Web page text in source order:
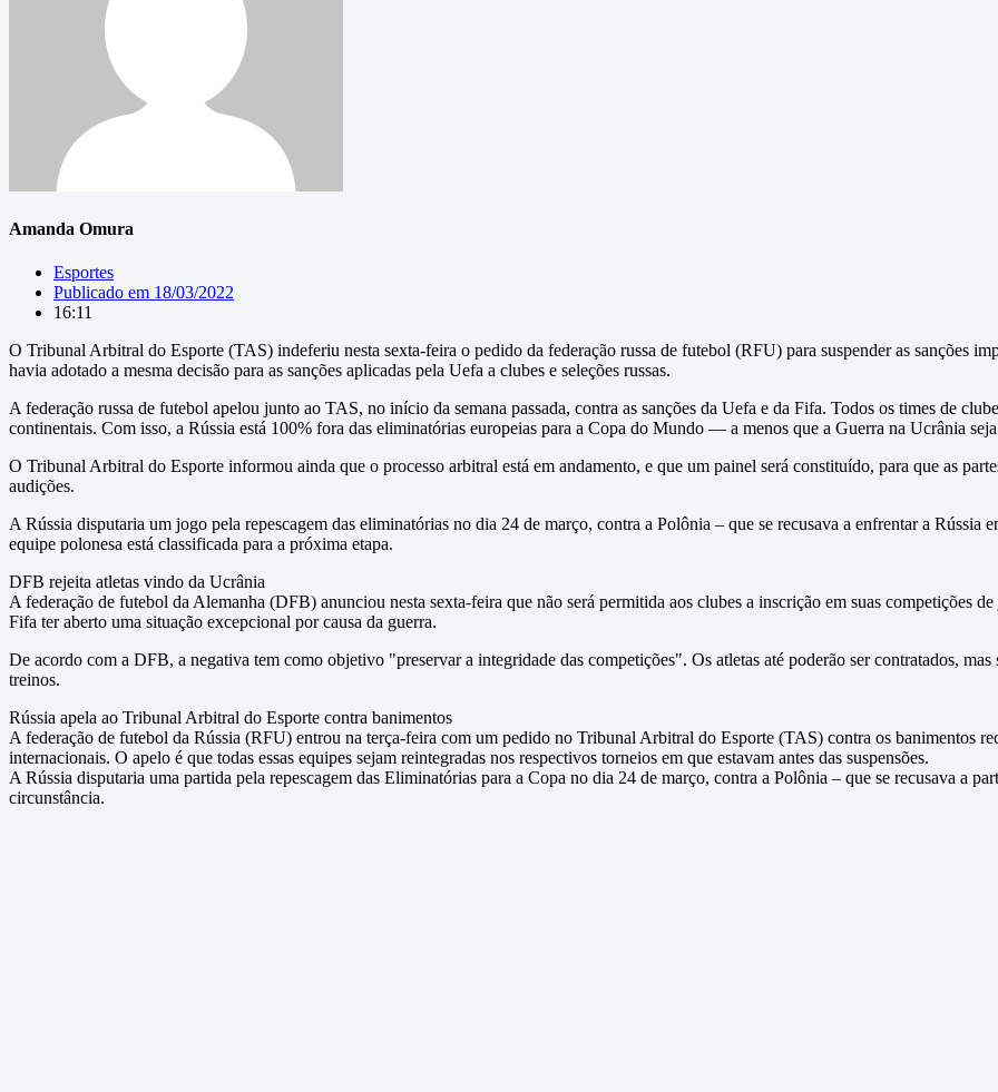
Amanda Omura
Esportes
Publicado em 18/03/2022
16:11
O Tribunal Arbitral do Esporte (TAS) indeferiu nesta sexta-feira o pedido da federação russa de futebol (RFU) para suspender as sanções
havia adotado a mesma decisão para as sanções aplicadas pela Uefa a clubes e seleções russas.
A federação russa de futebol apelou junto ao TAS, no início da semana passada, contra as sanções da Uefa e da Fifa. Todos os times de
continentais. Com isso, a Rússia está 100% fora das eliminatórias europeias para a Copa do Mundo — a menos que a Guerra na Ucrânia
O Tribunal Arbitral do Esporte informou ainda que o processo arbitral está em andamento, e que um painel será constituído, para que as
audições.
A Rússia disputaria um jogo pela repescagem das eliminatórias no dia 24 de março, contra a Polônia – que se recusava a enfrentar a
equipe polonesa está classificada para a próxima etapa.
DFB rejeita atletas vindo da Ucrânia
A federação de futebol da Alemanha (DFB) anunciou nesta sexta-feira que não será permitida aos clubes a inscrição em suas competições
Fifa ter aberto uma situação excepcional por causa da guerra.
De acordo com a DFB, a negativa tem como objetivo "preservar a integridade das competições". Os atletas até poderão ser contratados,
treinos.
Rússia apela ao Tribunal Arbitral do Esporte contra banimentos
A federação de futebol da Rússia (RFU) entrou na terça-feira com um pedido no Tribunal Arbitral do Esporte (TAS) contra os banimentos
internacionais. O apelo é que todas essas equipes sejam reintegradas nos respectivos torneios em que estavam antes das suspensões.
A Rússia disputaria uma partida pela repescagem das Eliminatórias para a Copa no dia 24 de março, contra a Polônia – que se recusava a
circunstância.